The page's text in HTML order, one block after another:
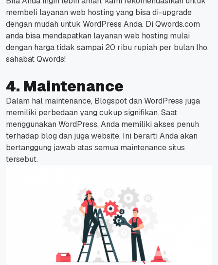
membeli layanan web hosting yang bisa di-upgrade
dengan mudah untuk WordPress Anda. Di Qwords.com
anda bisa mendapatkan layanan web hosting mulai
dengan harga tidak sampai 20 ribu rupiah per bulan lho,
sahabat Qwords!
4. Maintenance
Dalam hal maintenance, Blogspot dan WordPress juga
memiliki perbedaan yang cukup signifikan. Saat
menggunakan WordPress, Anda memiliki akses penuh
terhadap blog dan juga website. Ini berarti Anda akan
bertanggung jawab atas semua maintenance situs
tersebut.